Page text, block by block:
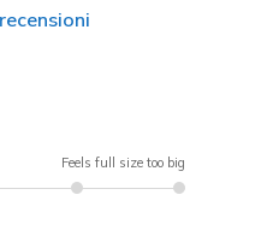
Feels full size too big